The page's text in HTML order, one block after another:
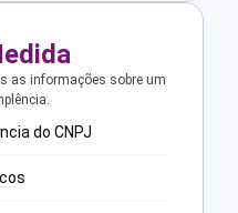
as informações sobre um
do CNPJ